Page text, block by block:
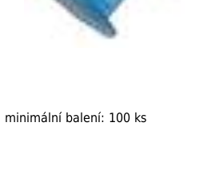
minimální balení: 100 ks